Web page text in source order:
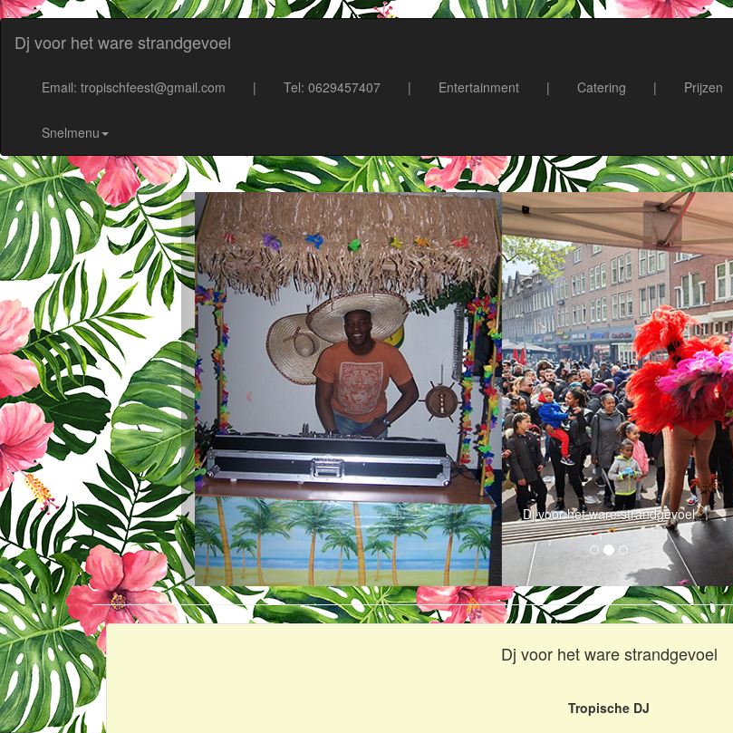
Dj voor het ware strandgevoel
Email: tropischfeest@gmail.com | Tel: 0629457407 | Entertainment | Catering | Prijzen
Snelmenu
Dj voor het ware strandgevoel
Dj voor het ware strandgevoel
Tropische DJ